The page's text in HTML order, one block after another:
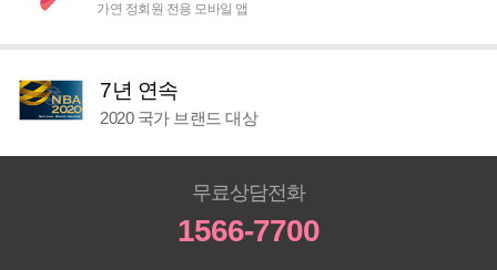
가연 정회원 전용 모바일 앱
7년 연속
2020 국가 브랜드 대상
무료상담전화
1566-7700